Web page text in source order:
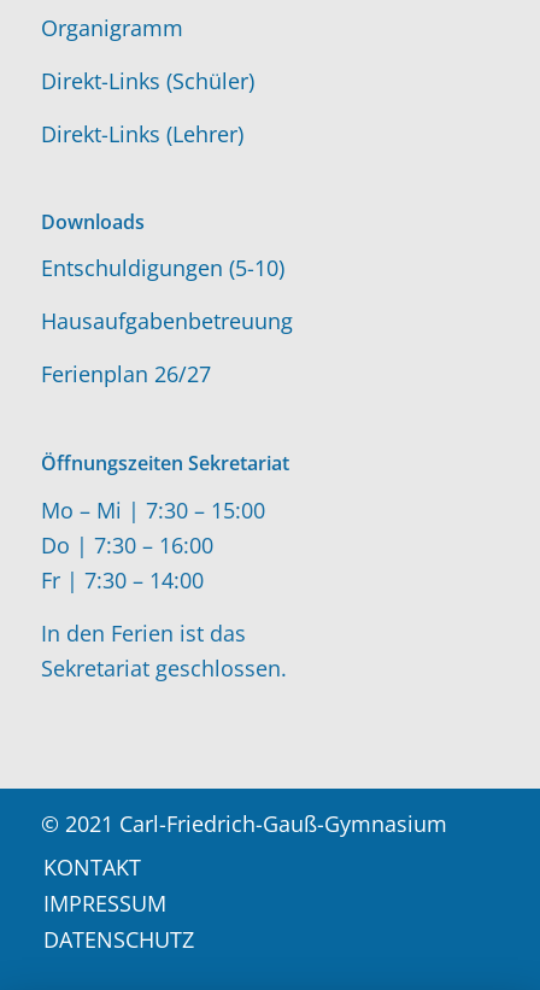
Organigramm
Direkt-Links (Schüler)
Direkt-Links (Lehrer)
Downloads
Entschuldigungen (5-10)
Hausaufgabenbetreuung
Ferienplan 26/27
Öffnungszeiten Sekretariat
Mo – Mi | 7:30 – 15:00
Do | 7:30 – 16:00
Fr | 7:30 – 14:00
In den Ferien ist das
Sekretariat geschlossen.
© 2021 Carl-Friedrich-Gauß-Gymnasium
KONTAKT
IMPRESSUM
DATENSCHUTZ